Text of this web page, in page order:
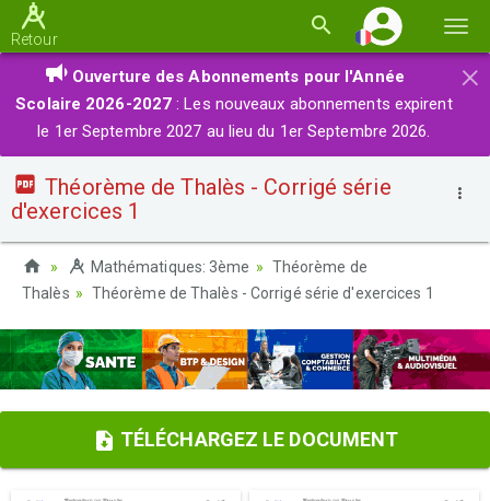
la
Retour
×
Ouverture des Abonnements pour l'Année
Scolaire 2026-2027 : Les nouveaux abonnements expirent
le 1er Septembre 2027 au lieu du 1er Septembre 2026.
Théorème de Thalès - Corrigé série
d'exercices 1
Mathématiques: 3ème
Théorème de
Thalès
Théorème de Thalès - Corrigé série d'exercices 1
TÉLÉCHARGEZ LE DOCUMENT